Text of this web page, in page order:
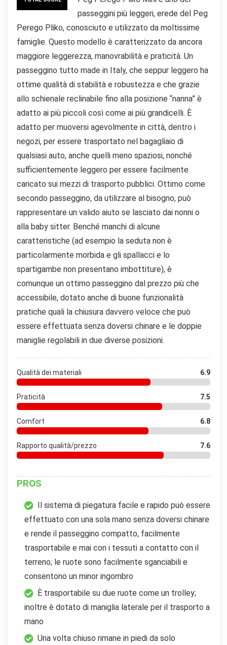
passeggini più leggeri, erede del Peg
Perego Pliko, conosciuto e utilizzato da moltissime
famiglie. Questo modello è caratterizzato da ancora
maggiore leggerezza, manovrabilità e praticità. Un
passeggino tutto made in Italy, che seppur leggero ha
ottime qualità di stabilità e robustezza e che grazie
allo schienale reclinabile fino alla posizione “nanna” è
adatto ai più piccoli così come ai più grandicelli. È
adatto per muoversi agevolmente in città, dentro i
negozi, per essere trasportato nel bagagliaio di
qualsiasi auto, anche quelli meno spaziosi, nonché
sufficientemente leggero per essere facilmente
caricato sui mezzi di trasporto pubblici. Ottimo come
secondo passeggino, da utilizzare al bisogno, può
rappresentare un valido aiuto se lasciato dai nonni o
alla baby sitter. Benché manchi di alcune
caratteristiche (ad esempio la seduta non è
particolarmente morbida e gli spallacci e lo
spartigambe non presentano imbottiture), è
comunque un ottimo passeggino dal prezzo più che
accessibile, dotato anche di buone funzionalità
pratiche quali la chiusura davvero veloce che può
essere effettuata senza doversi chinare e le doppie
maniglie regolabili in due diverse posizioni.
Qualità dei materiali 6.9
Praticità 7.5
Comfort 6.8
Rapporto qualità/prezzo 7.6
PROS
Il sistema di piegatura facile e rapido può essere
effettuato con una sola mano senza doversi chinare
e rende il passeggino compatto, facilmente
trasportabile e mai con i tessuti a contatto con il
terreno; le ruote sono facilmente sganciabili e
consentono un minor ingombro
È trasportabile su due ruote come un trolley;
inoltre è dotato di maniglia laterale per il trasporto a
mano
Una volta chiuso rimane in piedi da solo